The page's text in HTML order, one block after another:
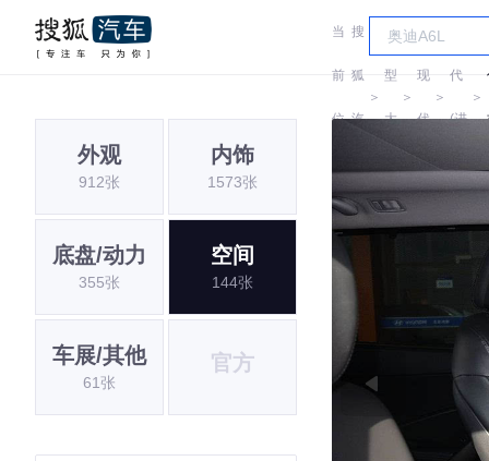
当
前
位
搜
狐
汽
＞
车
型
大
＞
现
代
＞
代
(进
＞
外观
912张
内饰
1573张
底盘/动力
355张
空间
144张
车展/其他
61张
官方